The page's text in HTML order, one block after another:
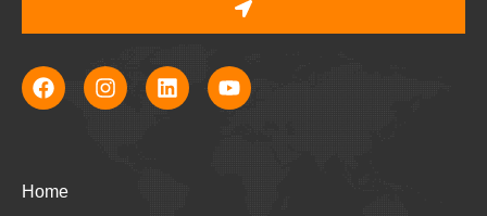
Home